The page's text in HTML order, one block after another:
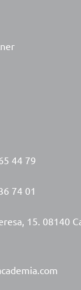
44 79
74 01
15. 08140